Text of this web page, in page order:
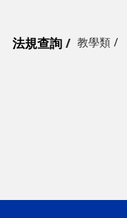
法規查詢 教學類